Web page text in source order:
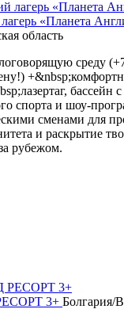
«Планета
область
среду
бассейн
спорта и шоу-
сменами для
и раскрытие
рубежом.
3+ Болгария/